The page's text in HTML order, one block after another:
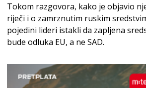
Tokom razgovora, kako je objavio
riječi i o zamrznutim ruskim
pojedini lideri istakli da zapljena
bude odluka EU, a ne SAD.